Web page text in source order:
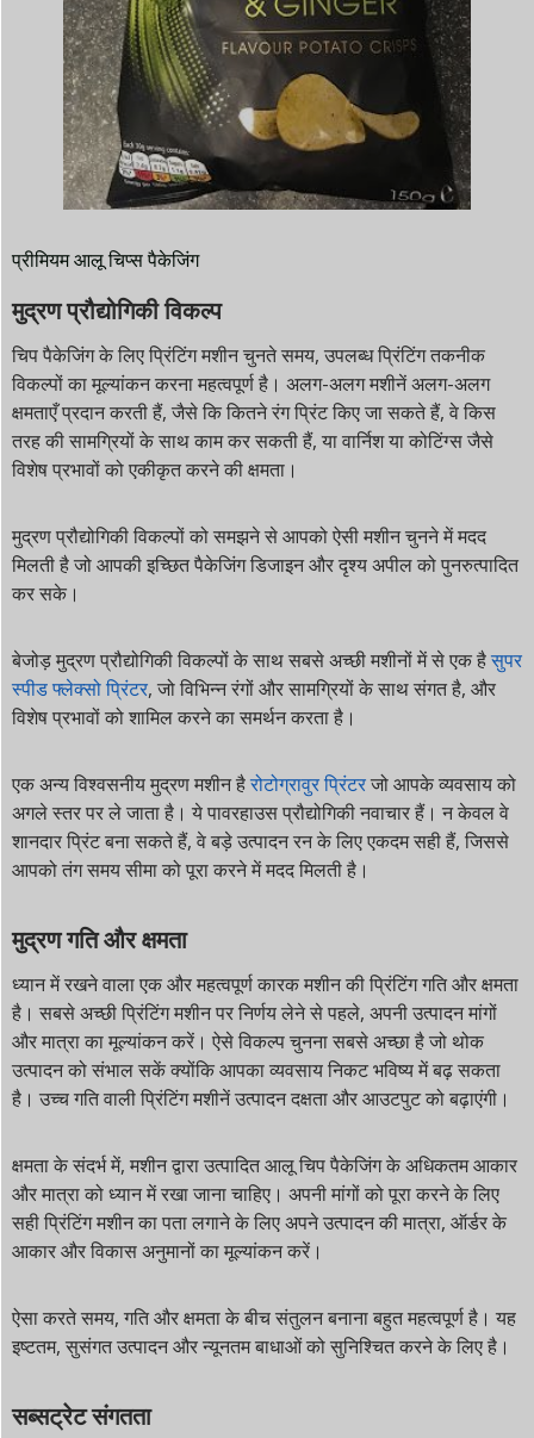
प्रीमियम आलू चिप्स पैकेजिंग
मुद्रण प्रौद्योगिकी विकल्प
चिप पैकेजिंग के लिए प्रिंटिंग मशीन चुनते समय, उपलब्ध प्रिंटिंग तकनीक
विकल्पों का मूल्यांकन करना महत्वपूर्ण है। अलग-अलग मशीनें अलग-अलग
क्षमताएँ प्रदान करती हैं, जैसे कि कितने रंग प्रिंट किए जा सकते हैं, वे किस
तरह की सामग्रियों के साथ काम कर सकती हैं, या वार्निश या कोटिंग्स जैसे
विशेष प्रभावों को एकीकृत करने की क्षमता।
मुद्रण प्रौद्योगिकी विकल्पों को समझने से आपको ऐसी मशीन चुनने में मदद
मिलती है जो आपकी इच्छित पैकेजिंग डिजाइन और दृश्य अपील को पुनरुत्पादित
कर सके।
बेजोड़ मुद्रण प्रौद्योगिकी विकल्पों के साथ सबसे अच्छी मशीनों में से एक हैसुपर
स्पीड फ्लेक्सो प्रिंटर, जो विभिन्न रंगों और सामग्रियों के साथ संगत है, और
विशेष प्रभावों को शामिल करने का समर्थन करता है।
एक अन्य विश्वसनीय मुद्रण मशीन हैरोटोग्रावुर प्रिंटरजो आपके व्यवसाय को
अगले स्तर पर ले जाता है। ये पावरहाउस प्रौद्योगिकी नवाचार हैं। न केवल वे
शानदार प्रिंट बना सकते हैं, वे बड़े उत्पादन रन के लिए एकदम सही हैं, जिससे
आपको तंग समय सीमा को पूरा करने में मदद मिलती है।
मुद्रण गति और क्षमता
ध्यान में रखने वाला एक और महत्वपूर्ण कारक मशीन की प्रिंटिंग गति और क्षमता
है। सबसे अच्छी प्रिंटिंग मशीन पर निर्णय लेने से पहले, अपनी उत्पादन मांगों
और मात्रा का मूल्यांकन करें। ऐसे विकल्प चुनना सबसे अच्छा है जो थोक
उत्पादन को संभाल सकें क्योंकि आपका व्यवसाय निकट भविष्य में बढ़ सकता
है। उच्च गति वाली प्रिंटिंग मशीनें उत्पादन दक्षता और आउटपुट को बढ़ाएंगी।
क्षमता के संदर्भ में, मशीन द्वारा उत्पादित आलू चिप पैकेजिंग के अधिकतम आकार
और मात्रा को ध्यान में रखा जाना चाहिए। अपनी मांगों को पूरा करने के लिए
सही प्रिंटिंग मशीन का पता लगाने के लिए अपने उत्पादन की मात्रा, ऑर्डर के
आकार और विकास अनुमानों का मूल्यांकन करें।
ऐसा करते समय, गति और क्षमता के बीच संतुलन बनाना बहुत महत्वपूर्ण है। यह
इष्टतम, सुसंगत उत्पादन और न्यूनतम बाधाओं को सुनिश्चित करने के लिए है।
सब्सट्रेट संगतता